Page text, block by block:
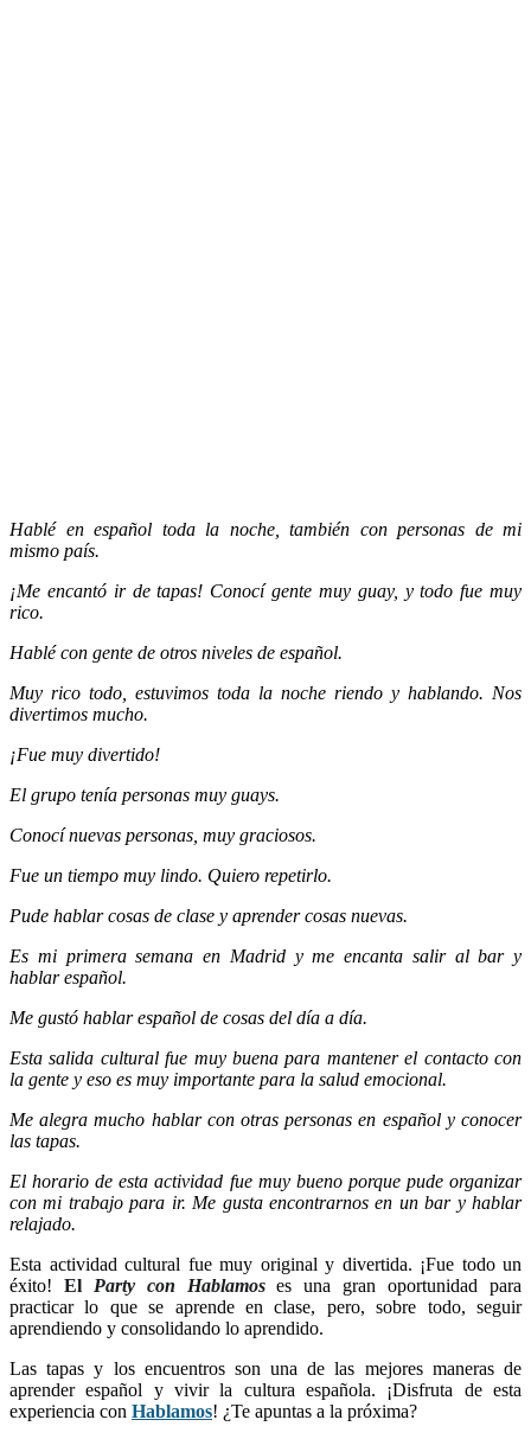
Hablé en español toda la noche, también con personas de mi
mismo país.
¡Me encantó ir de tapas! Conocí gente muy guay, y todo fue muy
rico.
Hablé con gente de otros niveles de español.
Muy rico todo, estuvimos toda la noche riendo y hablando. Nos
divertimos mucho.
¡Fue muy divertido!
El grupo tenía personas muy guays.
Conocí nuevas personas, muy graciosos.
Fue un tiempo muy lindo. Quiero repetirlo.
Pude hablar cosas de clase y aprender cosas nuevas.
Es mi primera semana en Madrid y me encanta salir al bar y
hablar español.
Me gustó hablar español de cosas del día a día.
Esta salida cultural fue muy buena para mantener el contacto con
la gente y eso es muy importante para la salud emocional.
Me alegra mucho hablar con otras personas en español y conocer
las tapas.
El horario de esta actividad fue muy bueno porque pude organizar
con mi trabajo para ir. Me gusta encontrarnos en un bar y hablar
relajado.
Esta actividad cultural fue muy original y divertida. ¡Fue todo un
éxito! El Party con Hablamoses una gran oportunidad para
practicar lo que se aprende en clase, pero, sobre todo, seguir
aprendiendo y consolidando lo aprendido.
Las tapas y los encuentros son una de las mejores maneras de
aprender español y vivir la cultura española. ¡Disfruta de esta
experiencia con Hablamos! ¿Te apuntas a la próxima?